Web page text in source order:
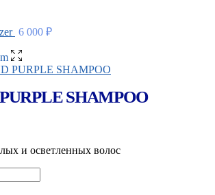
6 000 ₽
SHAMPOO
и осветленных волос